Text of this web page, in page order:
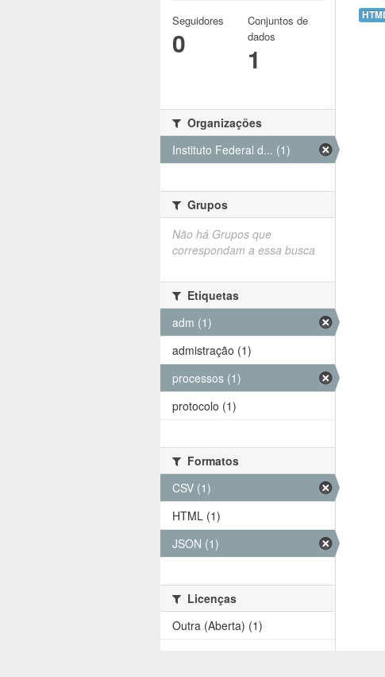
Seguidores
0
Conjuntos de
dados
1
Organizações
Instituto Federal d... (1)
Grupos
Não há Grupos que
correspondam a essa busca
Etiquetas
adm (1)
admistração (1)
processos (1)
protocolo (1)
Formatos
CSV (1)
HTML (1)
JSON (1)
Licenças
Outra (Aberta) (1)